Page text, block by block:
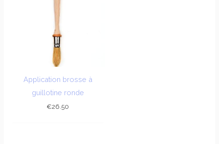
Application brosse à
guillotine ronde
€26.50